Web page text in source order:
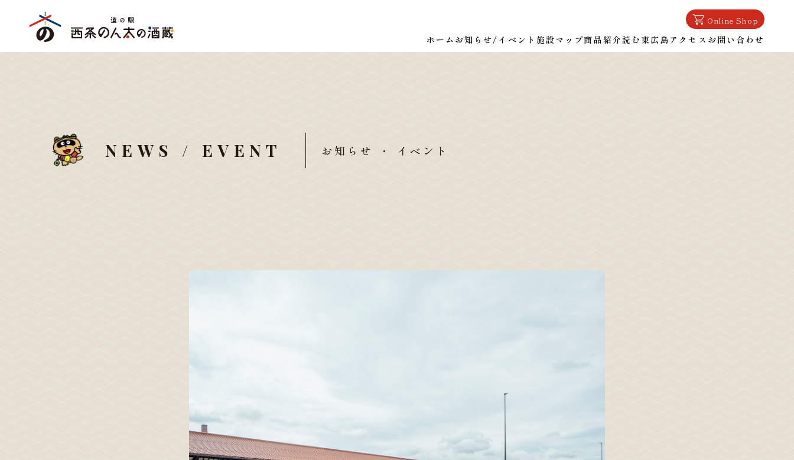
ホーム お知らせ/イベント 施設マップ商品紹介読む東広島 アクセス お問い合わせ
Online Shop
NEWS / EVENT お知らせ ・ イベント